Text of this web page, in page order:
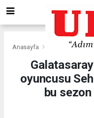
Anasayfa
oyuncusu
bu